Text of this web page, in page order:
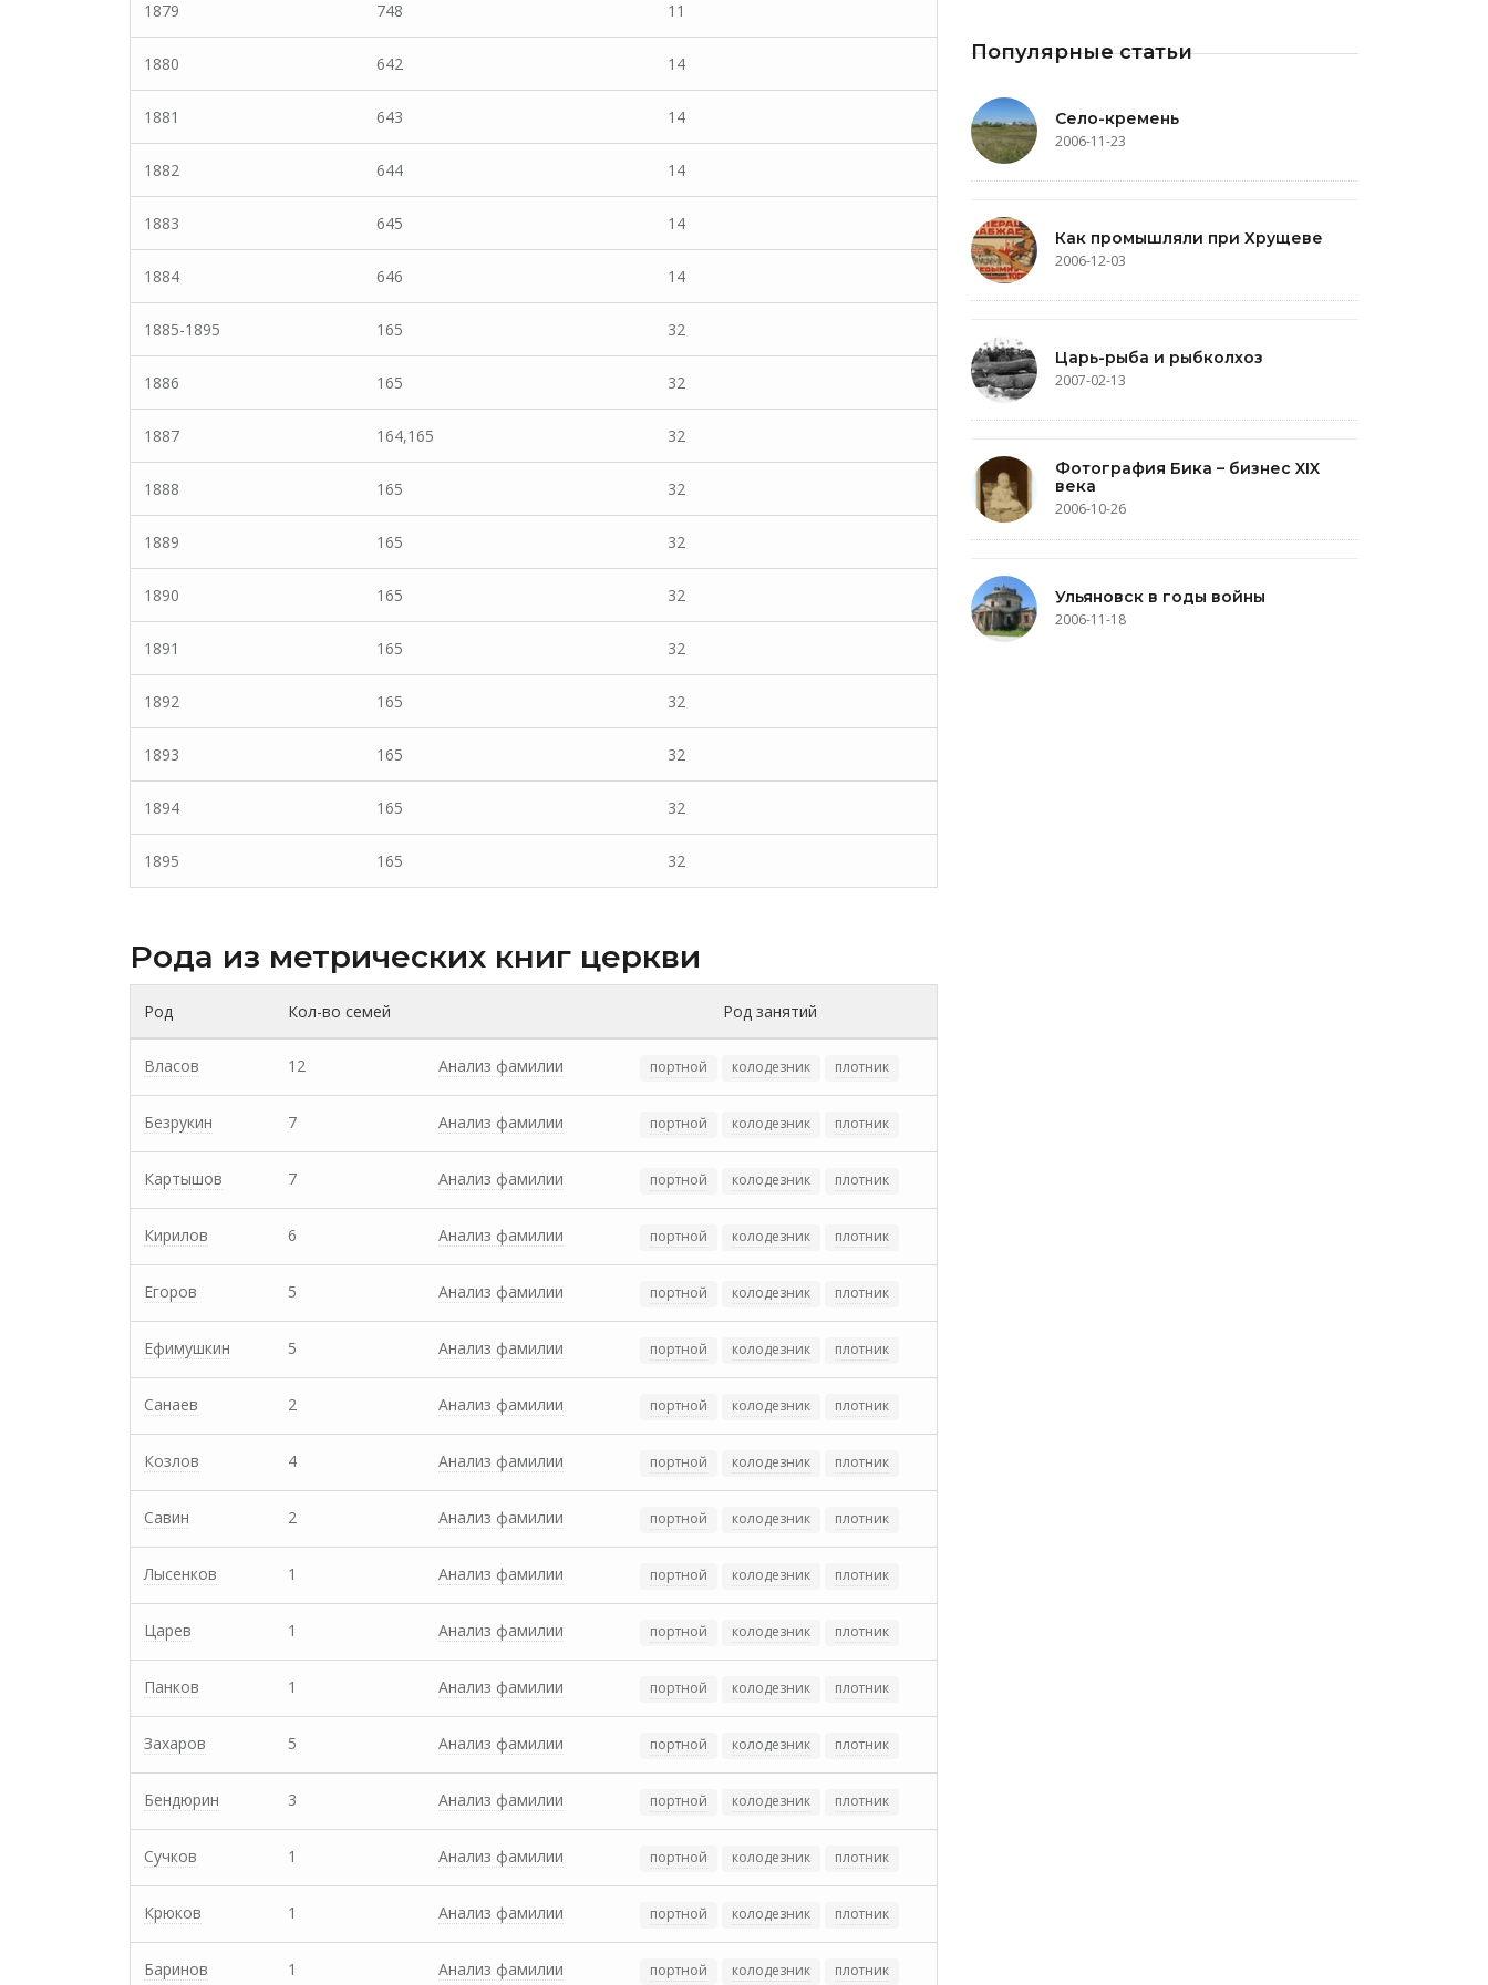
1879 748 11
1880 642 14
1881 643 14
1882 644 14
1883 645 14
1884 646 14
1885-1895 165 32
1886 165 32
1887 164,165 32
1888 165 32
1889 165 32
1890 165 32
1891 165 32
1892 165 32
1893 165 32
1894 165 32
1895 165 32
Рода из метрических книг церкви
Род Кол-во семей Род занятий
Власов 12 Анализ фамилии портной колодезник плотник
Безрукин 7 Анализ фамилии портной колодезник плотник
Картышов 7 Анализ фамилии портной колодезник плотник
Кирилов 6 Анализ фамилии портной колодезник плотник
Егоров 5 Анализ фамилии портной колодезник плотник
Ефимушкин 5 Анализ фамилии портной колодезник плотник
Санаев 2 Анализ фамилии портной колодезник плотник
Козлов 4 Анализ фамилии портной колодезник плотник
Савин 2 Анализ фамилии портной колодезник плотник
Лысенков 1 Анализ фамилии портной колодезник плотник
Царев 1 Анализ фамилии портной колодезник плотник
Панков 1 Анализ фамилии портной колодезник плотник
Захаров 5 Анализ фамилии портной колодезник плотник
Бендюрин 3 Анализ фамилии портной колодезник плотник
Сучков 1 Анализ фамилии портной колодезник плотник
Крюков 1 Анализ фамилии портной колодезник плотник
Баринов 1 Анализ фамилии портной колодезник плотник
Популярные статьи
Село-кремень
2006-11-23
Как промышляли при Хрущеве
2006-12-03
Царь-рыба и рыбколхоз
2007-02-13
Фотография Бика – бизнес XIX
века
2006-10-26
Ульяновск в годы войны
2006-11-18